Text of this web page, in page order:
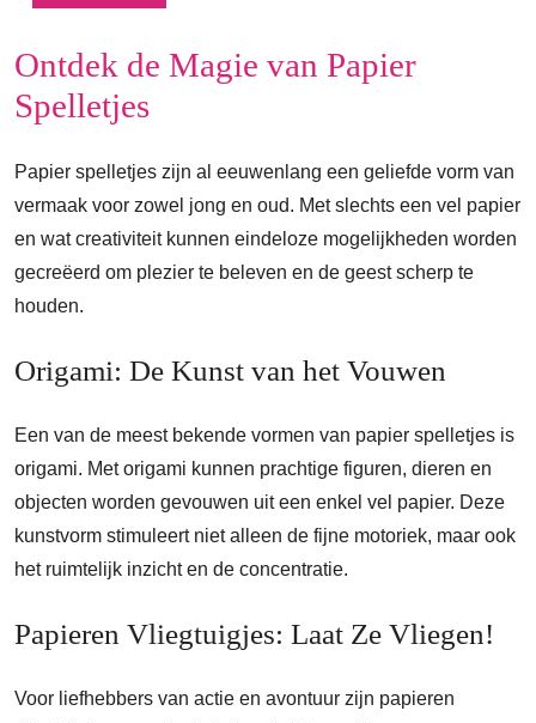
Ontdek de Magie van Papier
Spelletjes
Papier spelletjes zijn al eeuwenlang een geliefde vorm van
vermaak voor zowel jong en oud. Met slechts een vel papier
en wat creativiteit kunnen eindeloze mogelijkheden worden
gecreëerd om plezier te beleven en de geest scherp te
houden.
Origami: De Kunst van het Vouwen
Een van de meest bekende vormen van papier spelletjes is
origami. Met origami kunnen prachtige figuren, dieren en
objecten worden gevouwen uit een enkel vel papier. Deze
kunstvorm stimuleert niet alleen de fijne motoriek, maar ook
het ruimtelijk inzicht en de concentratie.
Papieren Vliegtuigjes: Laat Ze Vliegen!
Voor liefhebbers van actie en avontuur zijn papieren